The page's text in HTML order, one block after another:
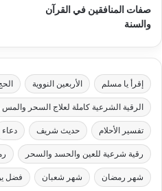
صفات المنافقين في القرآن
والسنة
إقرأ يا مسلم الأربعين النووية
الرقية الشرعية كاملة لعلاج السحر والمس
تفسير الأحلام حديث شريف دعاء
رقية شرعية للعين والحسد والسحر
شهر رمضان شهر شعبان فضل